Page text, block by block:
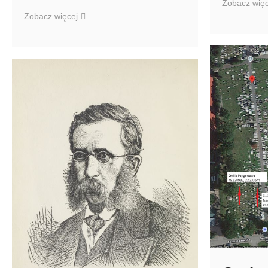
Zobacz więcej Stanisław
Zobacz